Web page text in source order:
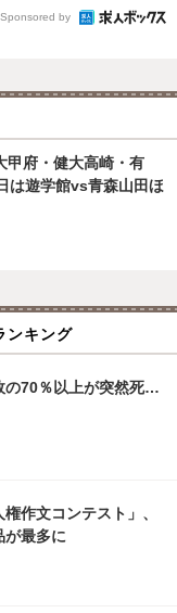
Sponsored by
甲府・健大高崎・有
は遊学館vs青森山田ほ
ンキング
70％以上が突然死…
作文コンテスト」、
が最多に